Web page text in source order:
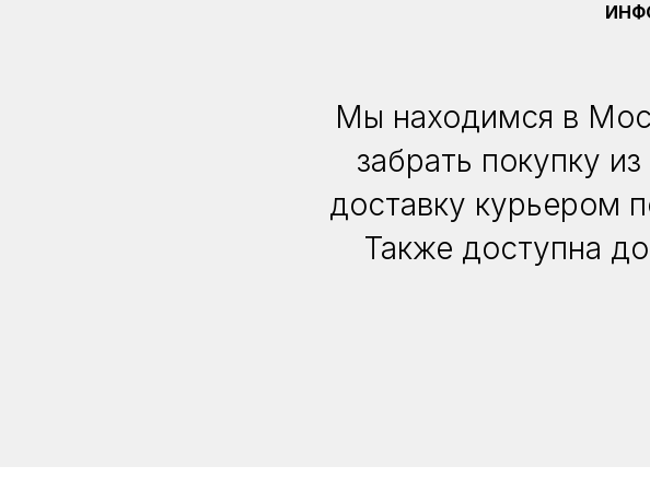
Мы находимся в
забрать покупку
доставку курьером
Также доступна